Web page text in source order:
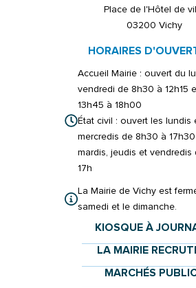
Place de l'Hôtel de
03200 Vichy
HORAIRES
Accueil Mairie : ouvert du
vendredi de 8h30 à 12h15
13h45 à 18h00
État civil : ouvert les lundis
mercredis de 8h30 à
mardis, jeudis et vendredis
17h
La Mairie de Vichy est
samedi et le dimanche.
KIOSQUE À
LA MAIRIE
MARCHÉS